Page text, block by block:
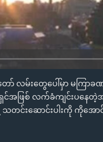
ော် လမ်းတွေပေါ်မှာ မကြာ
င်အဖြစ် လက်ခံကျင်းပနေ
င်းဆောင်းပါးကို ကိုအောင်